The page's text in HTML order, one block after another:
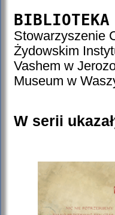
BIBLIOTEKA
Stowarzyszenie
Żydowskim
Vashem w
Museum w
W serii